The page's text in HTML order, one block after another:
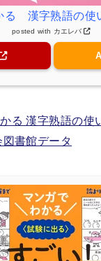
る 漢字熟語の使
posted with カエレバ
る 漢字熟語の使
図書館データ